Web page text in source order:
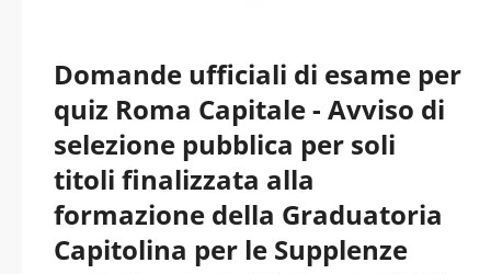
Domande ufficiali di esame per
quiz Roma Capitale - Avviso di
selezione pubblica per soli
titoli finalizzata alla
formazione della Graduatoria
Capitolina per le Supplenze